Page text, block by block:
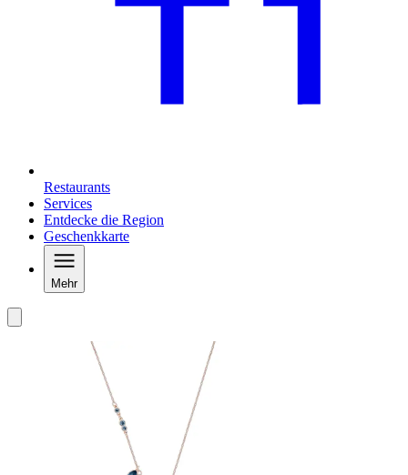
Restaurants
Services
Entdecke die Region
Geschenkkarte
Mehr